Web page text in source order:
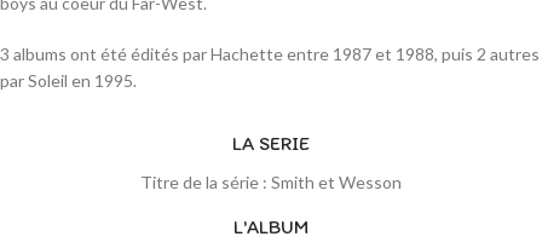
3 albums ont été édités par Hachette entre 1987 et 1988, puis 2 autres
par Soleil en 1995.
LA SERIE
Titre de la série : Smith et Wesson
L'ALBUM